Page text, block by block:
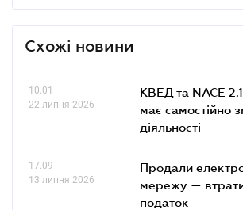
Схожі новини
10.01
22 липня 2026
КВЕД та NACE
має самостійно
діяльності
17.09
13 липня 2026
Продали
мережу —
податок